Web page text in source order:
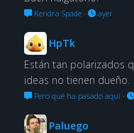
Kendra Spade· ayer
HpTk
Están tan polarizados
ideas no tienen dueño.
Pero qué ha pasado aquí·
Paluego